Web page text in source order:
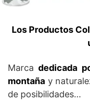
Los Productos
Marcadedicada
montaña y
de posibilidades…